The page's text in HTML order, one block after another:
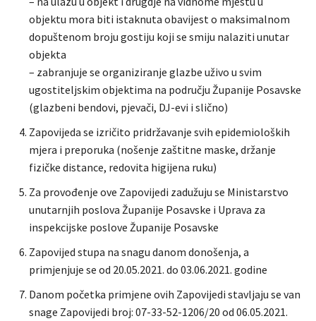
objektu mora biti istaknuta obavijest o maksimalnom
dopuštenom broju gostiju koji se smiju nalaziti unutar
objekta
– zabranjuje se organiziranje glazbe uživo u svim
ugostiteljskim objektima na području Županije Posavske
(glazbeni bendovi, pjevači, DJ-evi i slično)
Zapovijeda se izričito pridržavanje svih epidemioloških
mjera i preporuka (nošenje zaštitne maske, držanje
fizičke distance, redovita higijena ruku)
Za provođenje ove Zapovijedi zadužuju se Ministarstvo
unutarnjih poslova Županije Posavske i Uprava za
inspekcijske poslove Županije Posavske
Zapovijed stupa na snagu danom donošenja, a
primjenjuje se od 20.05.2021. do 03.06.2021. godine
Danom početka primjene ovih Zapovijedi stavljaju se van
snage Zapovijedi broj: 07-33-52-1206/20 od 06.05.2021.